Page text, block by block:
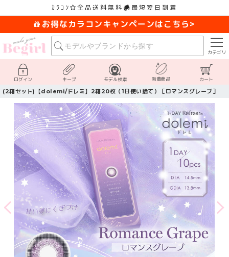
ｶﾗｺﾝ 全品送料無料 最短翌日到着
お得なカラコンキャンペーンはこちら>
カテゴリ
ログイン キープ モデル検索 新着商品 カート
(2箱セット)【dolemi/ドレミ】2箱20枚（1日使い捨て）［ロマンスグレープ］